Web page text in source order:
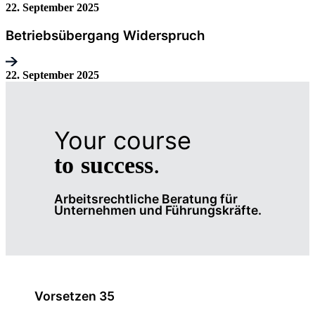
22. September 2025
Betriebsübergang Widerspruch
22. September 2025
Your course
to success.
Arbeitsrechtliche Beratung für
Unternehmen und Führungskräfte.
Vorsetzen 35